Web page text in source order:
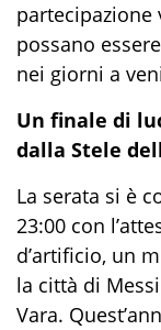
partecipazione
possano
nei giorni a
Un finale di
dalla Stele
La serata si è
23:00 con
d’artificio, un
la città di
Vara.